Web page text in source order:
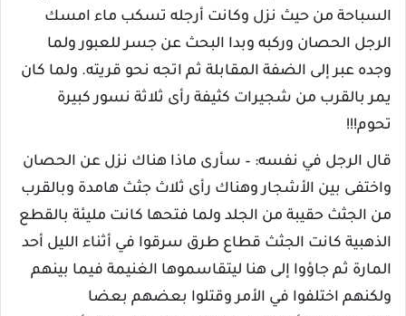
السباحة من حيث نزل وكانت أرجله تسكب ماء امسك
الرجل الحصان وركبه وبدا البحث عن جسر للعبور ولما
وجده عبر إلى الضفة المقابلة ثم اتجه نحو قريته. ولما كان
يمر بالقرب من شجيرات كثيفة رأى ثلاثة نسور كبيرة
تحوم!!!
قال الرجل في نفسه: – سأرى ماذا هناك نزل عن الحصان
واختفى بين الأشجار وهناك رأى ثلاث جثث هامدة وبالقرب
من الجثث حقيبة من الجلد ولما فتحها كانت مليئة بالقطع
الذهبية كانت الجثث قطاع طرق سرقوا في أثناء الليل أحد
المارة ثم جاؤوا إلى هنا ليتقاسموها الغنيمة فيما بينهم
ولكنهم اختلفوا في الأمر وقتلوا بعضهم بعضا